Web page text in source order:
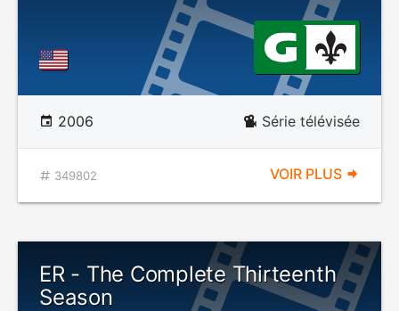
2006 Série télévisée
349802 VOIR PLUS
ER - The Complete Thirteenth
Season